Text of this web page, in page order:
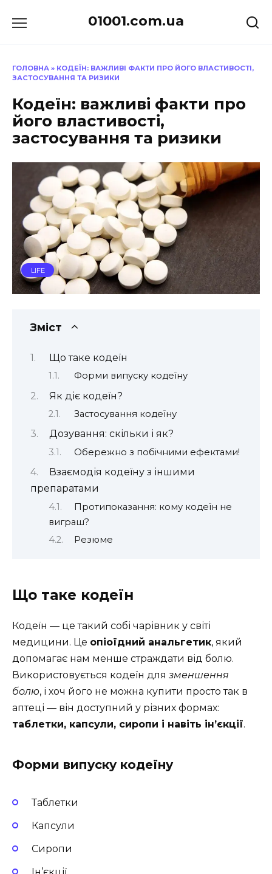
до
01001.com.ua
ГОЛОВНА » КОДЕЇН: ВАЖЛИВІ ФАКТИ ПРО ЙОГО ВЛАСТИВОСТІ,
ЗАСТОСУВАННЯ ТА РИЗИКИ
Кодеїн: важливі факти про
його властивості,
застосування та ризики
LIFE
Зміст
Що таке кодеїн
Форми випуску кодеїну
Як діє кодеїн?
Застосування кодеїну
Дозування: скільки і як?
Обережно з побічними ефектами!
Взаємодія кодеїну з іншими
препаратами
Протипоказання: кому кодеїн не
виграш?
Резюме
Що таке кодеїн
Кодеїн — це такий собі чарівник у світі
медицини. Це опіоїдний анальгетик, який
допомагає нам менше страждати від болю.
Використовується кодеїн для зменшення
болю, і хоч його не можна купити просто так в
аптеці — він доступний у різних формах:
таблетки, капсули, сиропи і навіть ін’єкції.
Форми випуску кодеїну
Таблетки
Капсули
Сиропи